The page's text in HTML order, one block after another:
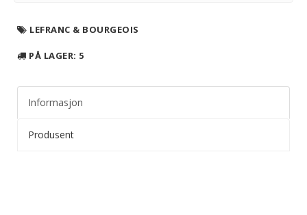
LEFRANC & BOURGEOIS
PÅ LAGER: 5
Informasjon
Produsent